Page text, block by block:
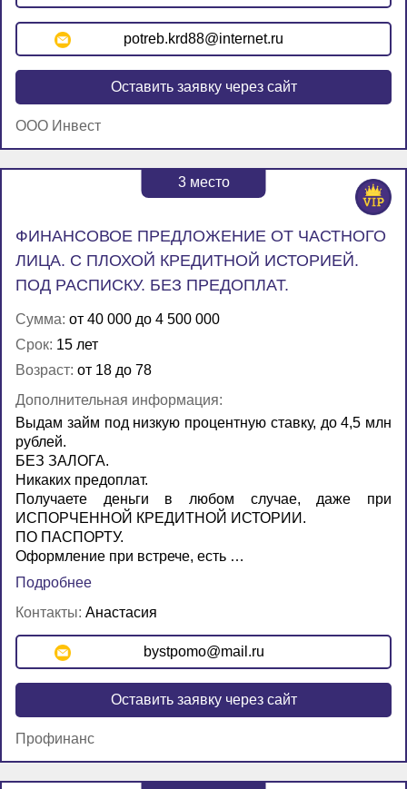
potreb.krd88@internet.ru
Оставить заявку через сайт
ООО Инвест
3место
ФИНАНСОВОЕ ПРЕДЛОЖЕНИЕ ОТ ЧАСТНОГО
ЛИЦА. С ПЛОХОЙ КРЕДИТНОЙ ИСТОРИЕЙ.
ПОД РАСПИСКУ. БЕЗ ПРЕДОПЛАТ.
Сумма: от 40 000 до 4 500 000
Срок: 15 лет
Возраст: от 18 до 78
Дополнительная информация:
Выдам займ под низкую процентную ставку, до 4,5 млн
рублей.
БЕЗ ЗАЛОГА.
Никаких предоплат.
Получаете деньги в любом случае, даже при
ИСПОРЧЕННОЙ КРЕДИТНОЙ ИСТОРИИ.
ПО ПАСПОРТУ.
Оформление при встрече, есть …
Подробнее
Контакты: Анастасия
bystpomo@mail.ru
Оставить заявку через сайт
Профинанс